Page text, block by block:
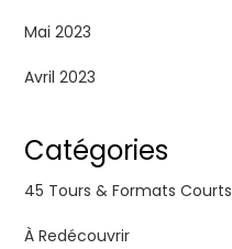
Mai 2023
Avril 2023
Catégories
45 Tours & Formats Courts
À Redécouvrir